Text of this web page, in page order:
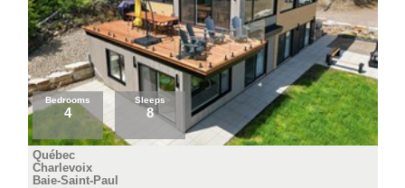
Bedrooms
4
Sleeps
8
Québec
Charlevoix
Baie-Saint-Paul